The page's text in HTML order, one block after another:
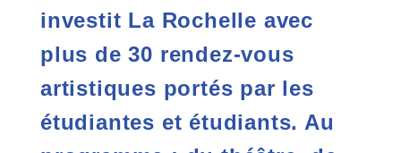
investit La Rochelle avec
plus de 30 rendez-vous
artistiques portés par les
étudiantes et étudiants. Au